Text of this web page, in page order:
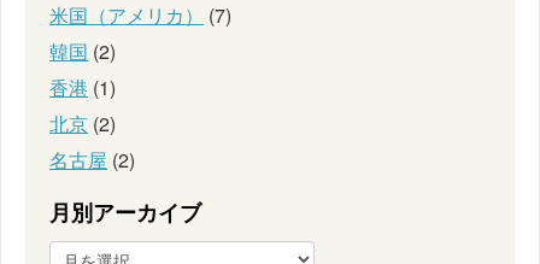
米国（アメリカ）
(7)
韓国 (2)
香港 (1)
北京 (2)
名古屋 (2)
月別アーカイブ